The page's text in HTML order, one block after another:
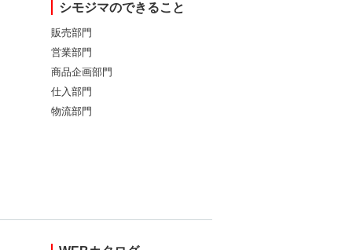
シモジマのできること
販売部門
営業部門
商品企画部門
仕入部門
物流部門